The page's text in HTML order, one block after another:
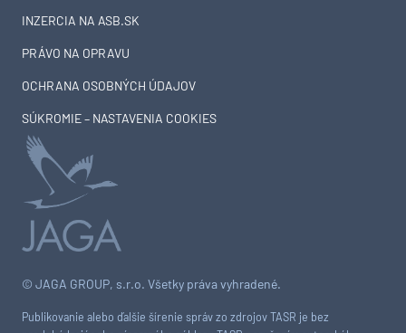
© JAGA GROUP, s.r.o. Všetky práva vyhradené.
Publikovanie alebo ďalšie šírenie správ zo zdrojov TASR je bez
INZERCIA NA ASB.SK
PRÁVO NA OPRAVU
OCHRANA OSOBNÝCH ÚDAJOV
SÚKROMIE – NASTAVENIA COOKIES